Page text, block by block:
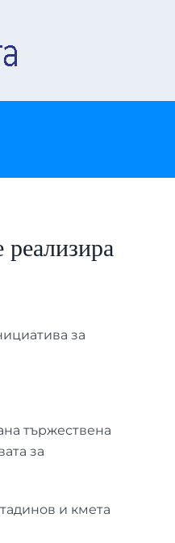
за
тържествена
за
и кмета